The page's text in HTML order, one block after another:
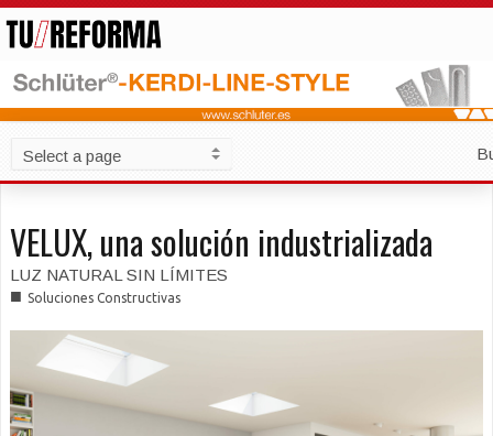
VELUX, una solución industrializada
LUZ NATURAL SIN LÍMITES
■ Soluciones Constructivas